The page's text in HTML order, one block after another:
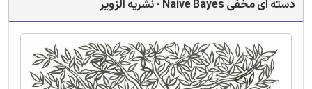
دسته ای مخفی Naive Bayes - نشریه الزویر